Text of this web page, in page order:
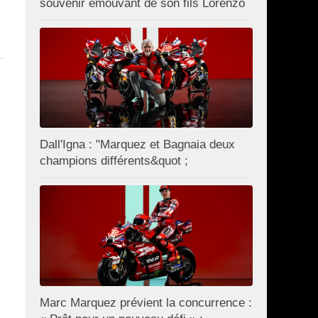
souvenir émouvant de son fils Lorenzo
Dall'Igna : "Marquez et Bagnaia deux
champions différents&quot ;
Marc Marquez prévient la concurrence :